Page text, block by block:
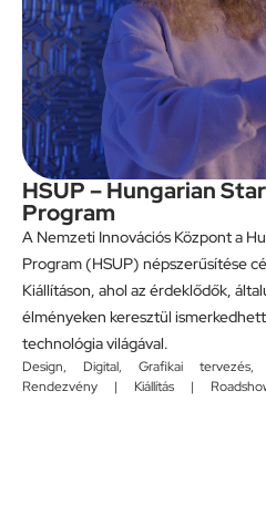
HSUP – Hungarian
Program
A Nemzeti Innovációs Központ a
Program (HSUP) népszerűsítése
Kiállításon, ahol az érdeklődők,
élményeken keresztül
technológia világával.
Design, Digital, Grafikai tervezés,
Rendezvény | Kiállítás |